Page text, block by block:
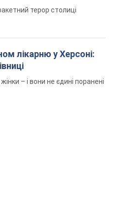
терор столиці
лікарню у Херсоні:
– і вони не єдині поранені